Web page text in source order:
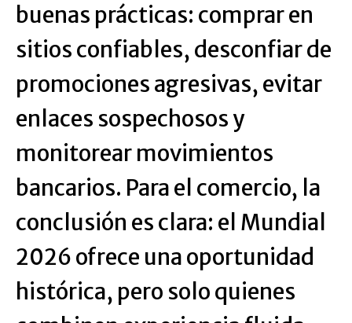
buenas prácticas: comprar en
sitios confiables, desconfiar de
promociones agresivas, evitar
enlaces sospechosos y
monitorear movimientos
bancarios. Para el comercio, la
conclusión es clara: el Mundial
2026 ofrece una oportunidad
histórica, pero solo quienes